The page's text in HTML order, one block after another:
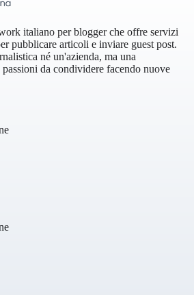
italiano per blogger che offre servizi
pubblicare articoli e inviare guest post.
né un'azienda, ma una
da condividere facendo nuove